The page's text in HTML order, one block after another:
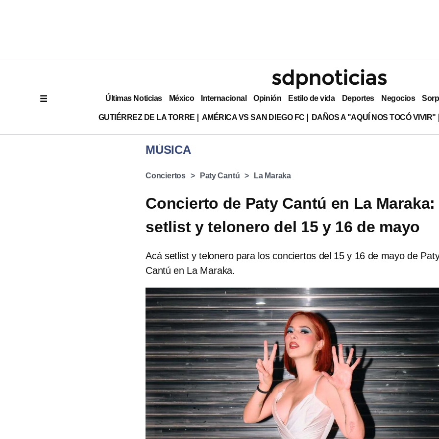
Últimas Noticias México Internacional Opinión Estilo de vida Deportes Negocios
GUTIÉRREZ DE LA TORRE AMÉRICA VS SAN DIEGO FC DAÑOS A "AQUÍ NOS TOCÓ VIVIR"
MÚSICA
Conciertos Paty Cantú La Maraka
Concierto de Paty Cantú en La Maraka:
setlist y telonero del 15 y 16 de mayo
Acá setlist y telonero para los conciertos del 15 y 16 de mayo de
Cantú en La Maraka.